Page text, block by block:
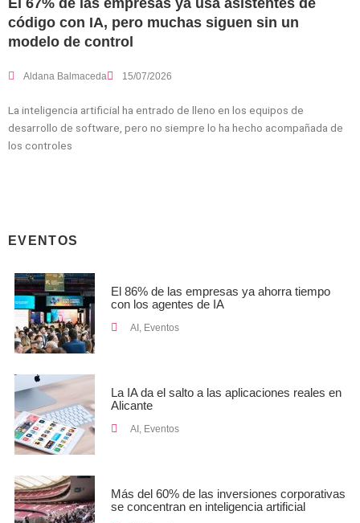
código con IA, pero muchas siguen sin un
modelo de control
Aldana Balmaceda 15/07/2026
La inteligencia artificial ha entrado de lleno en los equipos de
desarrollo de software, pero no siempre lo ha hecho acompañada de
los controles
EVENTOS
El 86% de las empresas ya ahorra tiempo
con los agentes de IA
AI , Eventos
La IA da el salto a las aplicaciones reales en
Alicante
AI , Eventos
Más del 60% de las inversiones corporativas
se concentran en inteligencia artificial